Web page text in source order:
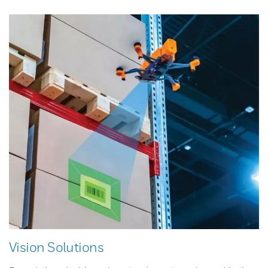
Vision Solutions